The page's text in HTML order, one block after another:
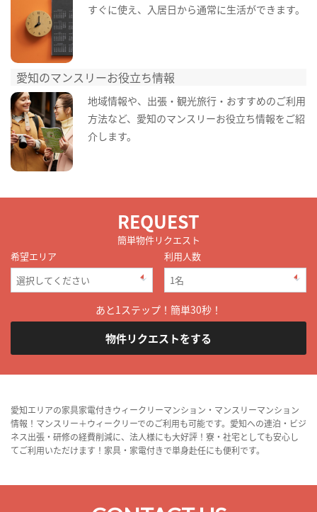
すぐに使え、入居日から通常に生活ができます。
愛知のマンスリーお役立ち情報
地域情報や、出張・観光旅行・おすすめのご利用
方法など、愛知のマンスリーお役立ち情報をご紹
介します。
REQUEST
簡単物件リクエスト
希望エリア
利用人数
あと1ステップ！簡単30秒！
物件リクエストをする
愛知エリアの家具家電付きウィークリーマンション・マンスリーマンション
情報！マンスリー＋ウィークリーでのご利用も可能です。愛知への連泊・ビジ
ネス出張・研修の経費削減に、法人様にも大好評！寮・社宅としても安心し
てご利用いただけます！家具・家電付きで単身赴任にも便利です。